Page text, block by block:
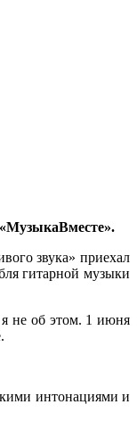
«МузыкаВместе».
звука» приехал
гитарной музыки
не об этом. 1 июня
интонациями и